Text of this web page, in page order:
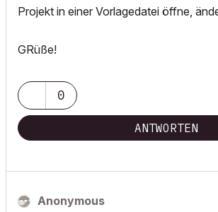
Projekt in einer Vorlagedatei öffne,
GRüße!
0
ANTWORTEN
Anonymous